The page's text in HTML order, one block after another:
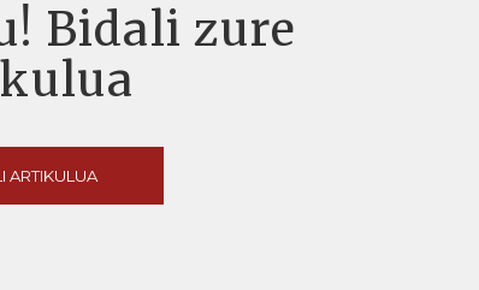
Bidali zure
ARTIKULUA